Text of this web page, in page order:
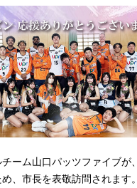
ーム⼭⼝パッツファイブが
、市⻑を表敬訪問されます。